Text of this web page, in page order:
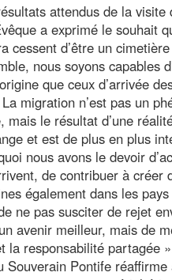
attendus de la visite
a exprimé le souhait
cessent d’être un
nous soyons capables
que ceux d’arrivée
migration n’est pas un
mais le résultat d’une
et est de plus en plus
nous avons le devoir
de contribuer à créer
également dans les
ne pas susciter de rejet
avenir meilleur, mais de
la responsabilité partagée
Souverain Pontife